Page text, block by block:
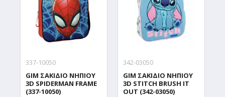
337-10050
GIM ΣΑΚΙΔΙΟ ΝΗΠΙΟΥ
3D SPIDERMAN FRAME
(337-10050)
342-03050
GIM ΣΑΚΙΔΙΟ ΝΗΠΙΟΥ
3D STITCH BRUSH IT
OUT (342-03050)